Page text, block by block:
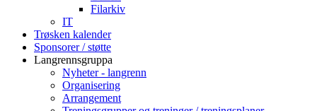
Filarkiv
IT
Trøsken kalender
Sponsorer / støtte
Langrennsgruppa
Nyheter - langrenn
Organisering
Arrangement